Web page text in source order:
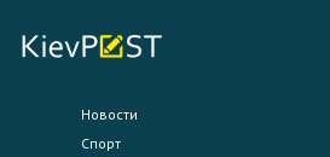
Новости
Спорт